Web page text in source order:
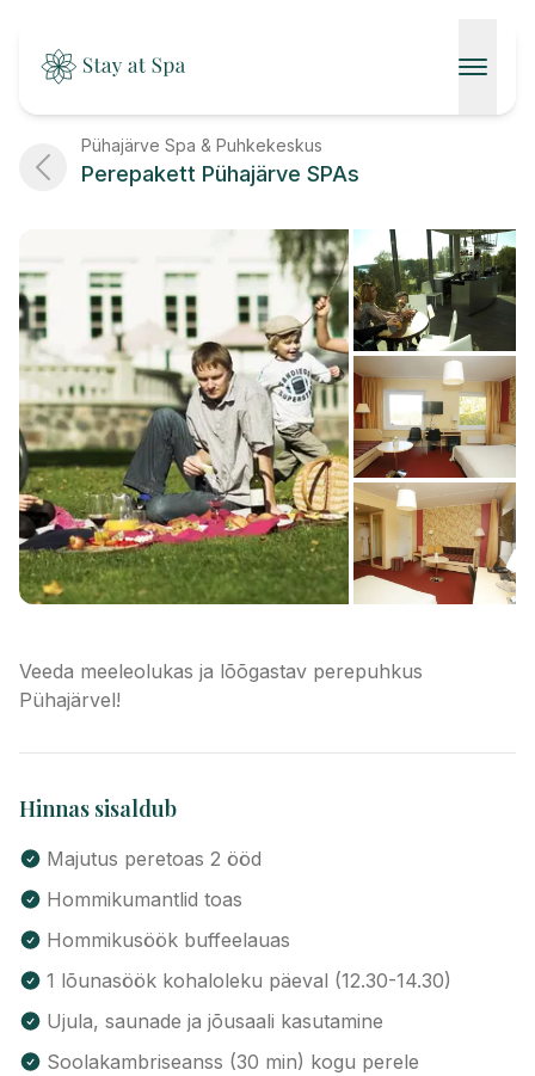
AVALEHT
Pühajärve Spa & Puhkekeskus
Perepakett Pühajärve SPAs
Veeda meeleolukas ja lõõgastav perepuhkus
Pühajärvel!
Hinnas sisaldub
Majutus peretoas 2 ööd
Hommikumantlid toas
Hommikusöök buffeelauas
1 lõunasöök kohaloleku päeval (12.30-14.30)
Ujula, saunade ja jõusaali kasutamine
Soolakambriseanss (30 min) kogu perele